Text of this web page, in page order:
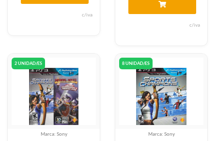
c/iva
c/iva
2 UNIDAD/ES
Marca: Sony
8 UNIDAD/ES
Marca: Sony